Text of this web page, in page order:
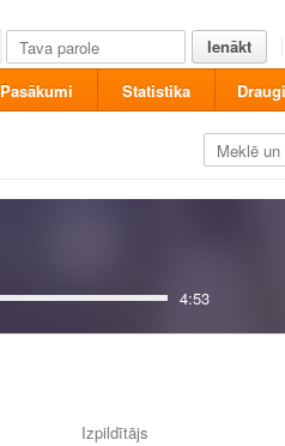
Ienākt
Pasākumi Statistika Draugi
4:53
Izpildītājs